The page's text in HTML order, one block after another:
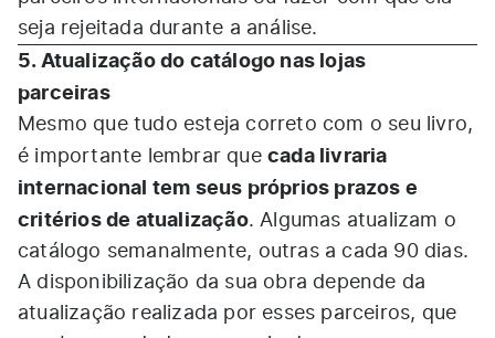
seja rejeitada durante a análise.
5. Atualização do catálogo nas lojas
parceiras
Mesmo que tudo esteja correto com o seu livro,
é importante lembrar que cada livraria
internacional tem seus próprios prazos e
critérios de atualização. Algumas atualizam o
catálogo semanalmente, outras a cada 90 dias.
A disponibilização da sua obra depende da
atualização realizada por esses parceiros, que